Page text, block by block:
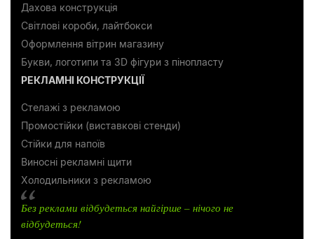
Дахова конструкція
Світлові короби, лайтбокси
Оформлення вітрин магазину
Букви, логотипи та 3D фігури з пінопласту
РЕКЛАМНІ КОНСТРУКЦІЇ
Стелажі з рекламою
Промостійки (виставкові стенди)
Стійки для напоїв
Виносні рекламні щити
Холодильники з рекламою
Без реклами відбудеться найгірше – нічого не
відбудеться!